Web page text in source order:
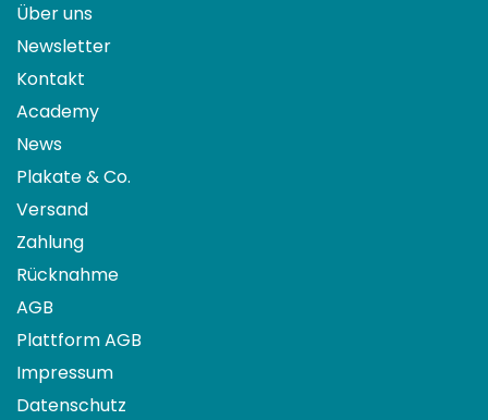
Über uns
Newsletter
Kontakt
Academy
News
Plakate & Co.
Versand
Zahlung
Rücknahme
AGB
Plattform AGB
Impressum
Datenschutz